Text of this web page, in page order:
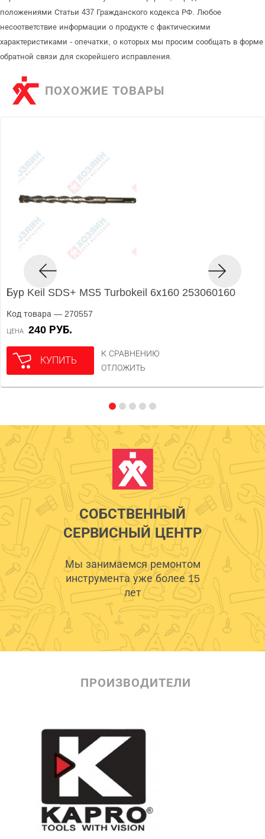
положениями Статьи 437 Гражданского кодекса РФ. Любое
несоответствие информации о продукте с фактическими
характеристиками - опечатки, о которых мы просим сообщать в форме
обратной связи для скорейшего исправления.
ПОХОЖИЕ ТОВАРЫ
Бур Keil SDS+ MS5 Turbokeil 6х160 253060160
Код товара — 270557
ЦЕНА 240 РУБ.
КУПИТЬ
К СРАВНЕНИЮ
ОТЛОЖИТЬ
СОБСТВЕННЫЙ
СЕРВИСНЫЙ ЦЕНТР
Мы занимаемся ремонтом
инструмента уже более 15
лет
ПРОИЗВОДИТЕЛИ